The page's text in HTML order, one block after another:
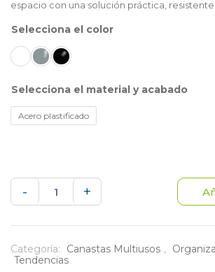
espacio con una solución práctica, resistente
color
material y acabado
Acero plastificado
-
Canasta
niveles
+
Categoría: Canastas Multiusos ,
Tendencias